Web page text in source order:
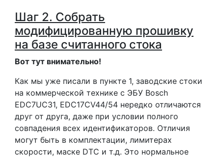
Шаг 2. Собрать
модифицированную прошивку
на базе считанного стока
Вот тут внимательно!
Как мы уже писали в пункте 1, заводские стоки
на коммерческой технике с ЭБУ Bosch
EDC7UC31, EDC17CV44/54 нередко отличаются
друг от друга, даже при условии полного
совпадения всех идентификаторов. Отличия
могут быть в комплектации, лимитерах
скорости, маске DTC и т.д. Это нормальное